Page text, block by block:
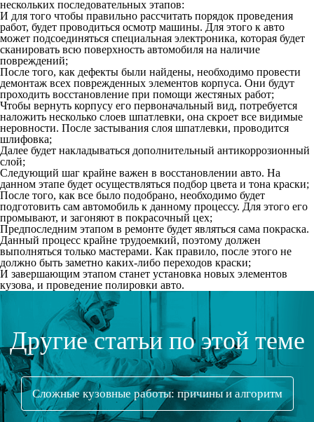
нескольких последовательных этапов:
И для того чтобы правильно рассчитать порядок проведения
работ, будет проводиться осмотр машины. Для этого к авто
может подсоединяться специальная электроника, которая будет
сканировать всю поверхность автомобиля на наличие
повреждений;
После того, как дефекты были найдены, необходимо провести
демонтаж всех поврежденных элементов корпуса. Они будут
проходить восстановление при помощи жестяных работ;
Чтобы вернуть корпусу его первоначальный вид, потребуется
наложить несколько слоев шпатлевки, она скроет все видимые
неровности. После застывания слоя шпатлевки, проводится
шлифовка;
Далее будет накладываться дополнительный антикоррозионный
слой;
Следующий шаг крайне важен в восстановлении авто. На
данном этапе будет осуществляться подбор цвета и тона краски;
После того, как все было подобрано, необходимо будет
подготовить сам автомобиль к данному процессу. Для этого его
промывают, и загоняют в покрасочный цех;
Предпоследним этапом в ремонте будет являться сама покраска.
Данный процесс крайне трудоемкий, поэтому должен
выполняться только мастерами. Как правило, после этого не
должно быть заметно каких-либо переходов краски;
И завершающим этапом станет установка новых элементов
кузова, и проведение полировки авто.
Другие статьи по этой теме
Сложные кузовные работы: причины и алгоритм